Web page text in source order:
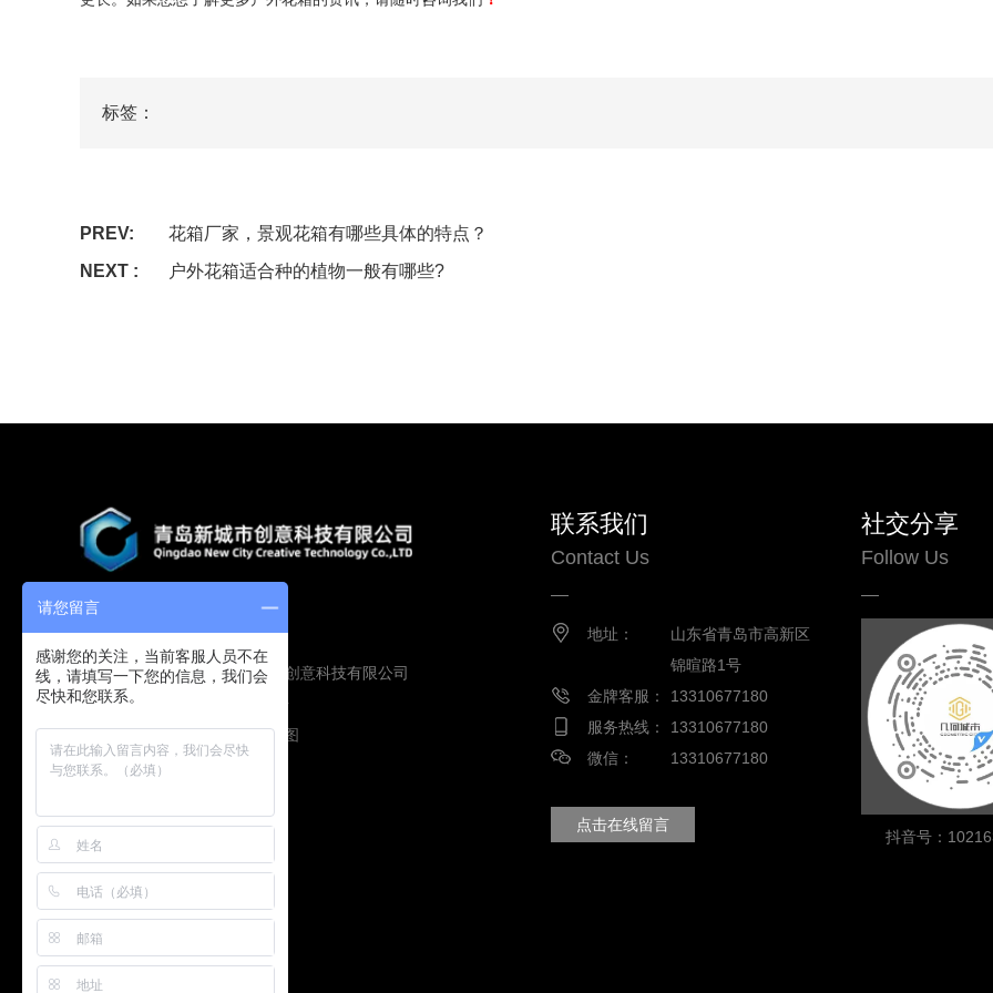
标签：
PREV:
花箱厂家，景观花箱有哪些具体的特点？
NEXT :
户外花箱适合种的植物一般有哪些?
Copyright © 2019 青岛新城市创意科技有限公司
版权所有
鲁ICP备16009134号
技术支持：圭谷设计 网站地图
联系我们
Contact Us
地址：
山东省青岛市高新区
锦暄路1号
金牌客服：
13310677180
服务热线：
13310677180
微信：
13310677180
点击在线留言
社交分享
Follow Us
抖音号：
请您留言
感谢您的关注，当前客服人员不在
线，请填写一下您的信息，我们会
尽快和您联系。